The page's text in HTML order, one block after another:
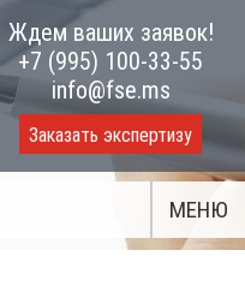
Ждем ваших заявок!
+7 (995) 100-33-55
info@fse.ms
Заказать экспертизу
МЕНЮ